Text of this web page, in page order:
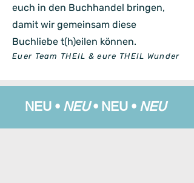
euch in den Buchhandel bringen,
damit wir gemeinsam diese
Buchliebe t(h)eilen können.
Euer Team THEIL & eure THEIL Wunder
NEU • NEU• NEU • NEU